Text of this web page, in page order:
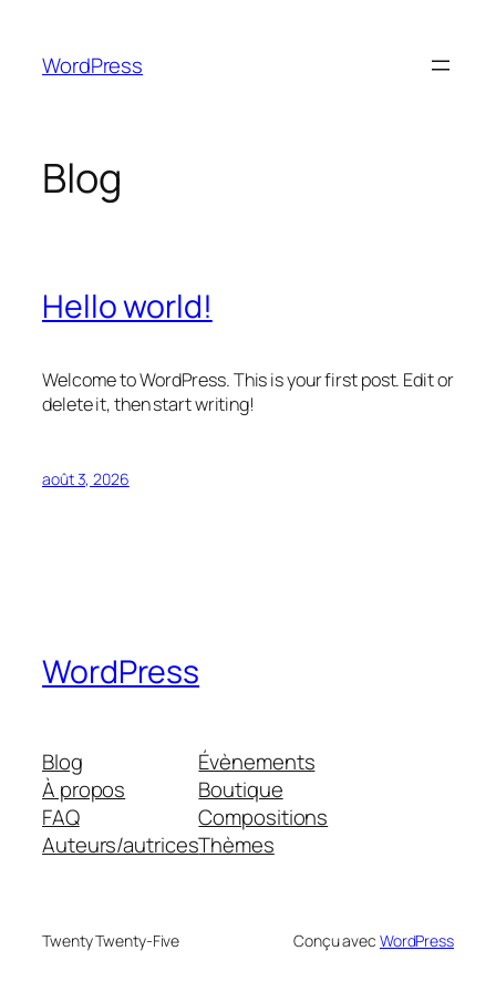
contenu
WordPress
Blog
Hello world!
Welcome to WordPress. This is your first post. Edit or
delete it, then start writing!
août 3, 2026
WordPress
Blog
À propos
FAQ
Auteurs/autrices
Évènements
Boutique
Compositions
Thèmes
Twenty Twenty-Five Conçu avec WordPress